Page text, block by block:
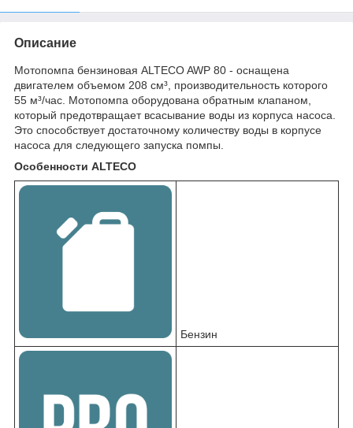
Описание
Мотопомпа бензиновая ALTECO AWP 80 - оснащена
двигателем объемом 208 см³, производительность которого
55 м³/час. Мотопомпа оборудована обратным клапаном,
который предотвращает всасывание воды из корпуса насоса.
Это способствует достаточному количеству воды в корпусе
насоса для следующего запуска помпы.
Особенности ALTECO
Бензин